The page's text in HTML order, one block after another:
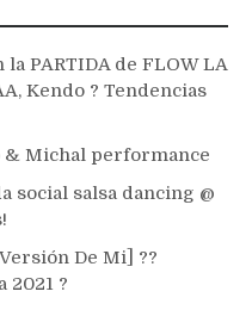
la PARTIDA de FLOW LA
Kendo ? Tendencias
& Michal performance
social salsa dancing @
De Mi] ??
2021 ?